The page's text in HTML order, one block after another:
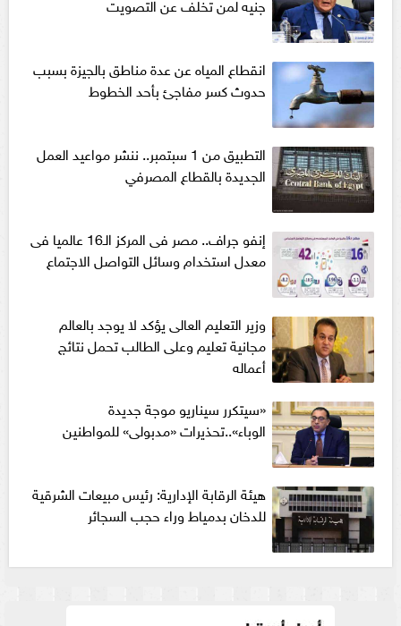
انقطاع المياه عن عدة مناطق بالجيزة بسبب
حدوث كسر مفاجئ بأحد الخطوط
التطبيق من 1 سبتمبر.. ننشر مواعيد العمل
الجديدة بالقطاع المصرفي
إنفو جراف.. مصر فى المركز الـ16 عالميا فى
معدل استخدام وسائل التواصل الاجتماع
وزير التعليم العالى يؤكد لا يوجد بالعالم
مجانية تعليم وعلى الطالب تحمل نتائج
أعماله
«سيتكرر سيناريو موجة جديدة
الوباء»..تحذيرات «مدبولى» للمواطنين
هيئة الرقابة الإدارية: رئيس مبيعات الشرقية
للدخان بدمياط وراء حجب السجائر